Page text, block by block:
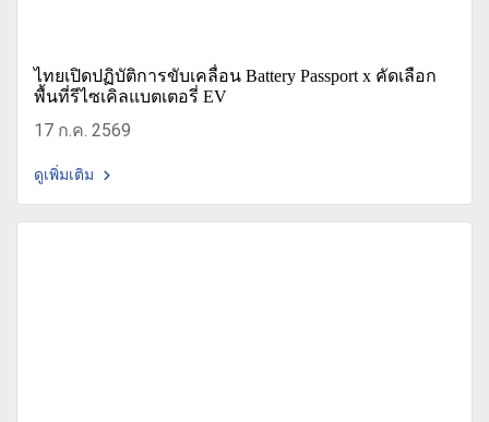
ไทยเปิดปฏิบัติการขับเคลื่อน Battery Passport x คัดเลือก
พื้นที่รีไซเคิลแบตเตอรี่ EV
17 ก.ค. 2569
ดูเพิ่มเติม